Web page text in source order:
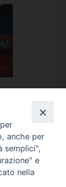
>>
s
d
anche per
semplici",
e
nella